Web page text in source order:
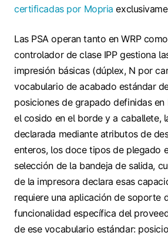
certificadas por Mopria
Las PSA operan tanto en WRP
controlador de clase IPP gestiona
impresión básicas (dúplex, N por
vocabulario de acabado estándar
posiciones de grapado definidas en
el cosido en el borde y a caballete,
declarada mediante atributos de
enteros, los doce tipos de plegado
selección de la bandeja de salida,
de la impresora declara esas
requiere una aplicación de soporte
funcionalidad específica del
de ese vocabulario estándar: